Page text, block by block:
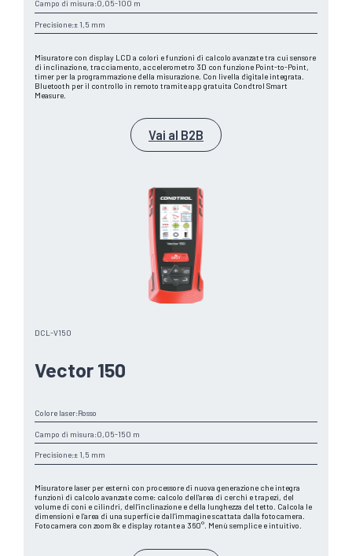
Campo di misura:0,05-100 m
Precisione:± 1,5 mm
Misuratore con display LCD a colori e funzioni di calcolo avanzate tra cui sensore
di inclinazione, tracciamento, accelerometro 3D con funzione Point-to-Point,
timer per la programmazione della misurazione. Con livella digitale integrata.
Bluetooth per il controllo in remoto tramite app gratuita Condtrol Smart
Measure.
Vai al B2B
DCL-V150
Vector 150
Colore laser:Rosso
Campo di misura:0,05-150 m
Precisione:± 1,5 mm
Misuratore laser per esterni con processore di nuova generazione che integra
funzioni di calcolo avanzate come: calcolo dell’area di cerchi e trapezi, del
volume di coni e cilindri, dell’inclinazione e della lunghezza del tetto. Calcola le
dimensioni e l’area di una superficie dall’immagine scattata dalla fotocamera.
Fotocamera con zoom 8x e display rotante a 360°. Menù semplice e intuitivo.